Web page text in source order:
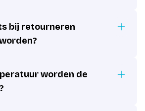
bij retourneren
worden de